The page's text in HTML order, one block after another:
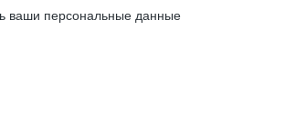
ваши персональные данные